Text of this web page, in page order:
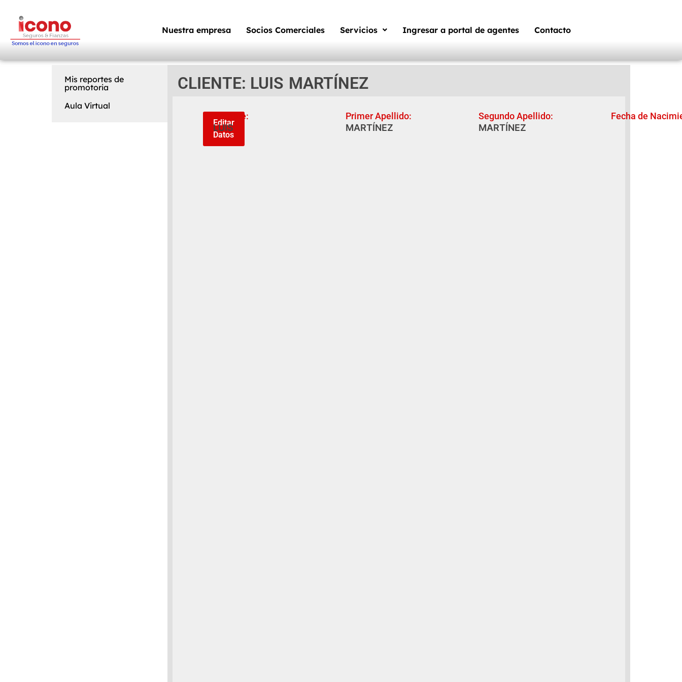
Nuestra empresa Socios Comerciales Servicios Ingresar a portal de agentes Contacto
Mis reportes de
promotoria
Aula Virtual
CLIENTE: LUIS MARTÍNEZ
Editar
Datos
Nombre:
LUIS
Primer Apellido:
MARTÍNEZ
Segundo Apellido:
MARTÍNEZ
Fecha de